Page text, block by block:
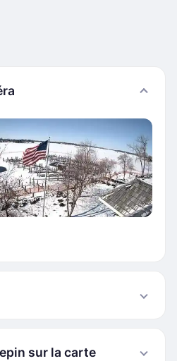
sur la carte